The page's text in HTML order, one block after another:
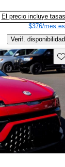
El precio incluye tasas
$376/mes
Verif. disponibilidad